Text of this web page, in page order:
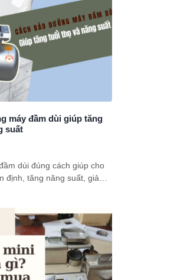
thanh lý với hy vọng vừa
ứng nhu cầu sản xuất.
mua tủ thanh lý không đơn
tủ mới”. Bài viết này sẽ đi
vấn đề khách hàng cần
điểm, rủi ro tiềm ẩn, cách
lựa chọn, giúp bạn đưa ra
và an toàn.
máy đầm dùi giúp tăng
suất
dùi đúng cách giúp cho
định, tăng năng suất, giảm